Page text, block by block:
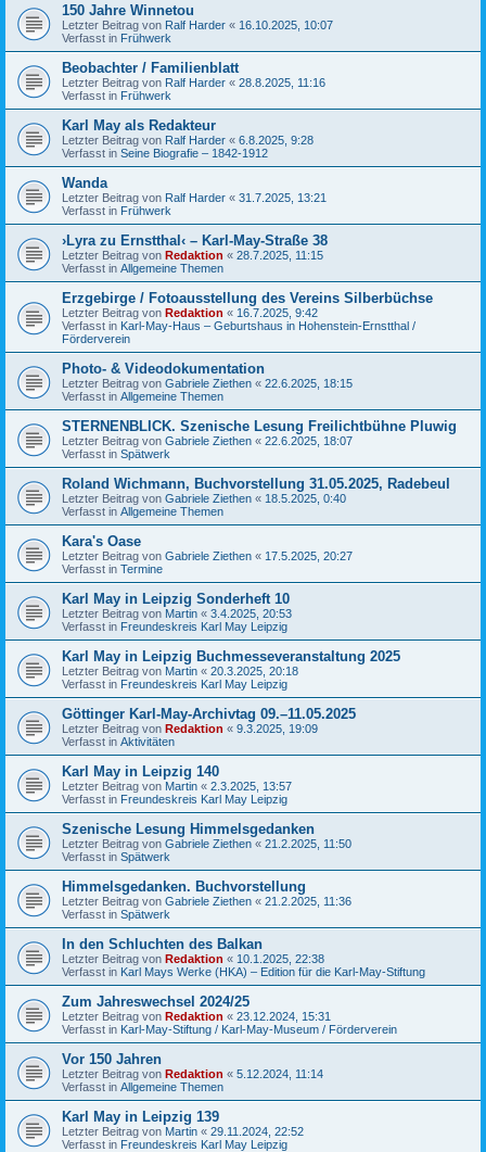
150 Jahre Winnetou
Letzter Beitrag von Ralf Harder « 16.10.2025, 10:07
Verfasst in Frühwerk
Beobachter / Familienblatt
Letzter Beitrag von Ralf Harder « 28.8.2025, 11:16
Verfasst in Frühwerk
Karl May als Redakteur
Letzter Beitrag von Ralf Harder « 6.8.2025, 9:28
Verfasst in Seine Biografie – 1842-1912
Wanda
Letzter Beitrag von Ralf Harder « 31.7.2025, 13:21
Verfasst in Frühwerk
›Lyra zu Ernstthal‹ – Karl-May-Straße 38
Letzter Beitrag von Redaktion « 28.7.2025, 11:15
Verfasst in Allgemeine Themen
Erzgebirge / Fotoausstellung des Vereins Silberbüchse
Letzter Beitrag von Redaktion « 16.7.2025, 9:42
Verfasst in Karl-May-Haus – Geburtshaus in Hohenstein-Ernstthal /
Förderverein
Photo- & Videodokumentation
Letzter Beitrag von Gabriele Ziethen « 22.6.2025, 18:15
Verfasst in Allgemeine Themen
STERNENBLICK. Szenische Lesung Freilichtbühne Pluwig
Letzter Beitrag von Gabriele Ziethen « 22.6.2025, 18:07
Verfasst in Spätwerk
Roland Wichmann, Buchvorstellung 31.05.2025, Radebeul
Letzter Beitrag von Gabriele Ziethen « 18.5.2025, 0:40
Verfasst in Allgemeine Themen
Kara's Oase
Letzter Beitrag von Gabriele Ziethen « 17.5.2025, 20:27
Verfasst in Termine
Karl May in Leipzig Sonderheft 10
Letzter Beitrag von Martin « 3.4.2025, 20:53
Verfasst in Freundeskreis Karl May Leipzig
Karl May in Leipzig Buchmesseveranstaltung 2025
Letzter Beitrag von Martin « 20.3.2025, 20:18
Verfasst in Freundeskreis Karl May Leipzig
Göttinger Karl-May-Archivtag 09.–11.05.2025
Letzter Beitrag von Redaktion « 9.3.2025, 19:09
Verfasst in Aktivitäten
Karl May in Leipzig 140
Letzter Beitrag von Martin « 2.3.2025, 13:57
Verfasst in Freundeskreis Karl May Leipzig
Szenische Lesung Himmelsgedanken
Letzter Beitrag von Gabriele Ziethen « 21.2.2025, 11:50
Verfasst in Spätwerk
Himmelsgedanken. Buchvorstellung
Letzter Beitrag von Gabriele Ziethen « 21.2.2025, 11:36
Verfasst in Spätwerk
In den Schluchten des Balkan
Letzter Beitrag von Redaktion « 10.1.2025, 22:38
Verfasst in Karl Mays Werke (HKA) – Edition für die Karl-May-Stiftung
Zum Jahreswechsel 2024/25
Letzter Beitrag von Redaktion « 23.12.2024, 15:31
Verfasst in Karl-May-Stiftung / Karl-May-Museum / Förderverein
Vor 150 Jahren
Letzter Beitrag von Redaktion « 5.12.2024, 11:14
Verfasst in Allgemeine Themen
Karl May in Leipzig 139
Letzter Beitrag von Martin « 29.11.2024, 22:52
Verfasst in Freundeskreis Karl May Leipzig